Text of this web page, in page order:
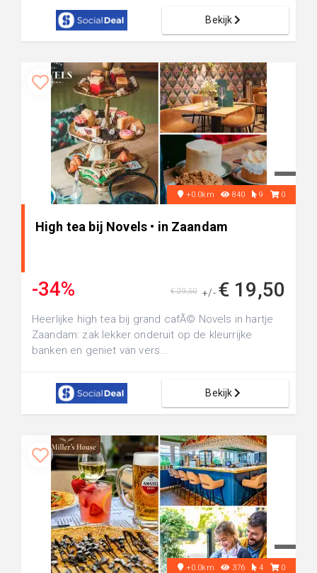
Bekijk
+0.0km 840 9 0
High tea bij Novels • in Zaandam
-34% +/- € 19,50
€ 29,50
Heerlijke high tea bij grand cafÃ© Novels in hartje
Zaandam: zak lekker onderuit op de kleurrijke
banken en geniet van vers...
Bekijk
+0.0km 376 4 0